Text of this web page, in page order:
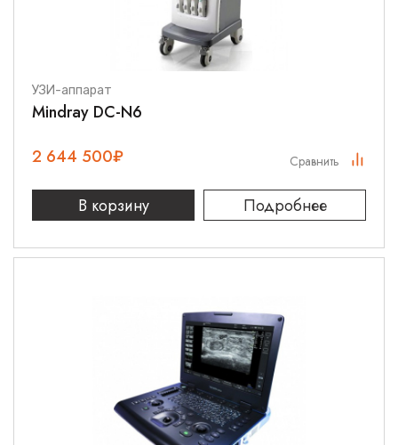
УЗИ-аппарат
Mindray DC-N6
2 644 500₽
В корзину Подробнее
Сравнить